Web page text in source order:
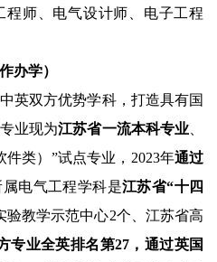
师、电气设计师、电子工程
办学）
英双方优势学科，打造具有国
业现为江苏省一流本科专业
类）”试点专业， 2023年通过
属电气工程学科是江苏省“十四
验教学示范中心2个、江苏省高
专业全英排名第27 ，通过英国